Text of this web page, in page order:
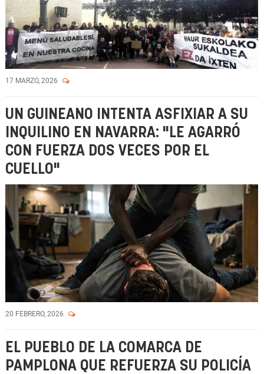
17 MARZO, 2026
UN GUINEANO INTENTA ASFIXIAR A SU
INQUILINO EN NAVARRA: "LE AGARRÓ
CON FUERZA DOS VECES POR EL
CUELLO"
20 FEBRERO, 2026
EL PUEBLO DE LA COMARCA DE
PAMPLONA QUE REFUERZA SU POLICÍA